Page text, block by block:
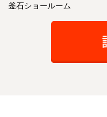
釜石ショールーム